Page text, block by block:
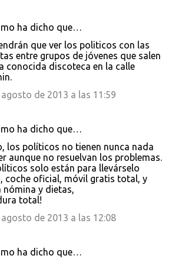
ha dicho que…
que ver los politicos con las
entre grupos de jóvenes que salen
conocida discoteca en la calle
de 2013 a las 11:59
ha dicho que…
los políticos no tienen nunca nada
aunque no resuelvan los problemas.
solo están para llevárselo
coche oficial, móvil gratis total, y
nómina y dietas,
total!
de 2013 a las 12:08
ha dicho que…